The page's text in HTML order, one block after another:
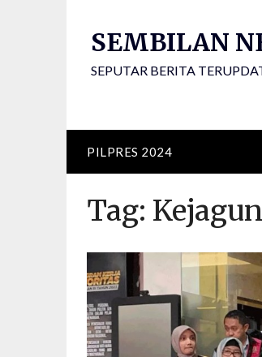
SEMBILAN
SEPUTAR BERITA
PILPRES 2024
Tag: